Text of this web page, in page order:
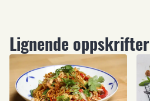
Lignende oppskrifter